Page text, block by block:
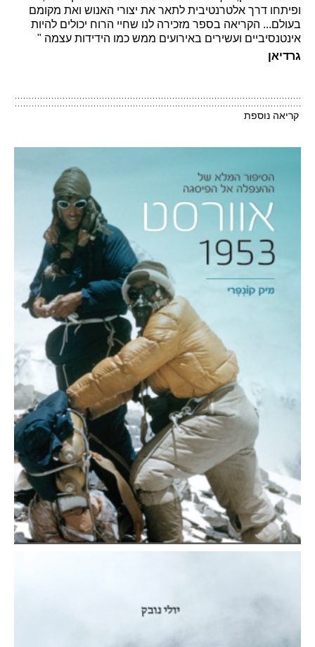
ופיתחו דרך אלטרנטיבית לתאר את יצורי האנוש ואת מקומם
בעולם... הקריאה בספר מזכירה לנו שחיי הרוח יכולים להיות
אינטנסיביים ועשירים באירועים ממש כמו הידידות עצמה "
גרדיאן
קריאה נוספת